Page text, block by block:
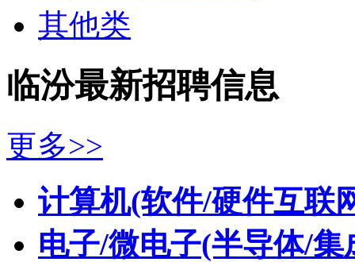
其他类
临汾最新招聘信息
更多>>
计算机(软件/硬件互联
电子/微电子(半导体/集